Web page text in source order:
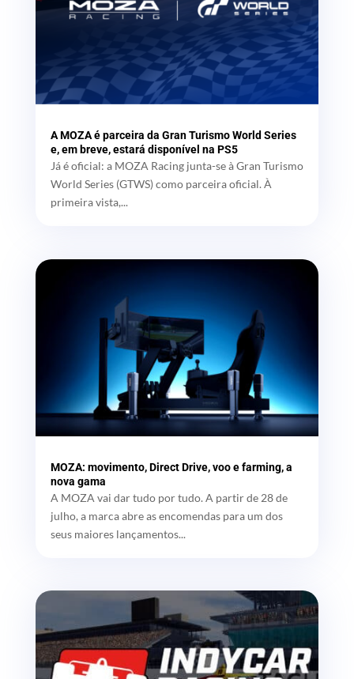
A MOZA é parceira da Gran Turismo World Series
e, em breve, estará disponível na PS5
Já é oficial: a MOZA Racing junta-se à Gran Turismo
World Series (GTWS) como parceira oficial. À
primeira vista,...
MOZA: movimento, Direct Drive, voo e farming, a
nova gama
A MOZA vai dar tudo por tudo. A partir de 28 de
julho, a marca abre as encomendas para um dos
seus maiores lançamentos...